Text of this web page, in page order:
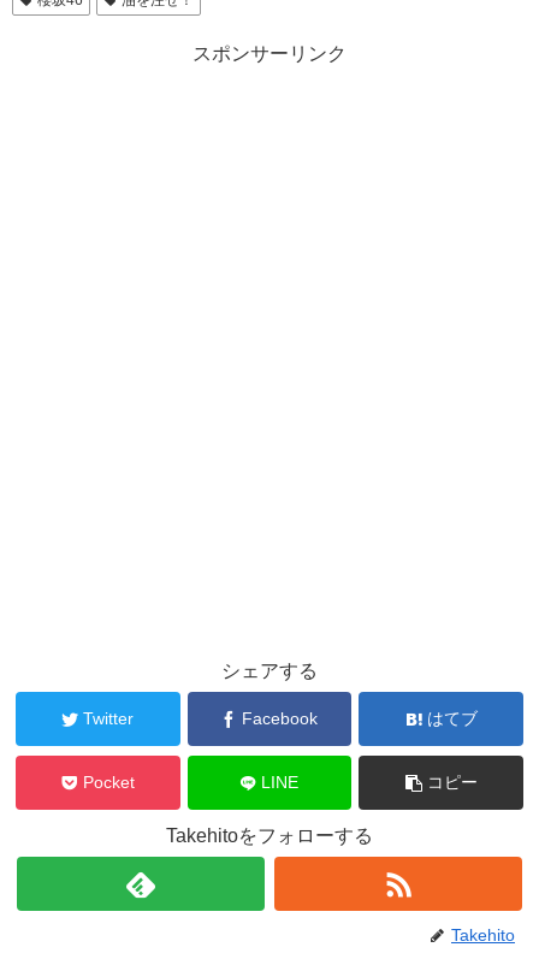
スポンサーリンク
シェアする
Twitter Facebook はてブ
Pocket LINE コピー
Takehitoをフォローする
Takehito